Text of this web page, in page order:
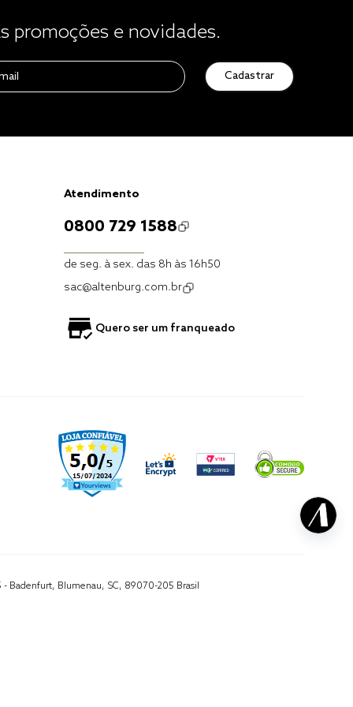
promoções e novidades.
Cadastrar
Atendimento
0800 729 1588
de seg. à sex. das 8h às 16h50
sac@altenburg.com.br
Quero ser um franqueado
- Badenfurt, Blumenau, SC, 89070-205 Brasil